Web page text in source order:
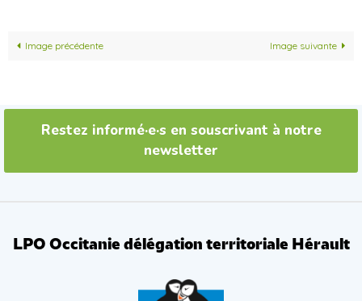
Image précédente Image suivante
Restez informé·e·s en souscrivant à notre
newsletter
LPO Occitanie délégation territoriale Hérault